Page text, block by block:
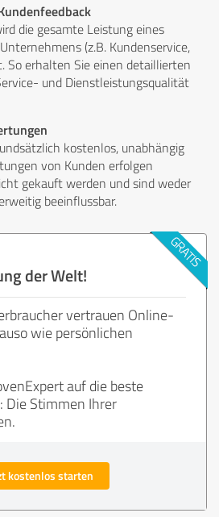
die gesamte Leistung eines
(z.B. Kundenservice,
So erhalten Sie einen detaillierten
und Dienstleistungsqualität
kostenlos, unabhängig
von Kunden erfolgen
gekauft werden und sind weder
beeinflussbar.
der Welt!
vertrauen Online-
wie persönlichen
auf die beste
Die Stimmen Ihrer
kostenlos starten